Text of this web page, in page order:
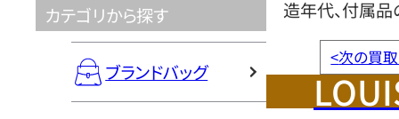
カテゴリから探す
ブランドバッグ
造年代、付属品
<次の買